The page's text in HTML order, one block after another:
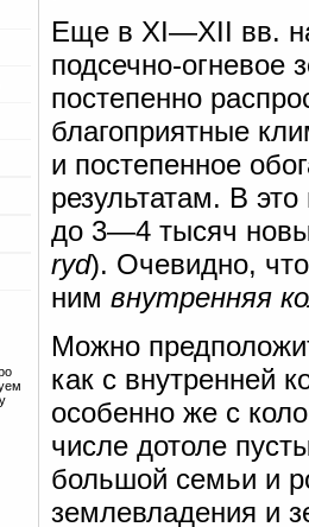
Еще в XI—XII вв.
подсечно-
постепенно
благоприятные
и постепенное
результатам. В
до 3—4 тысяч
ryd). Очевидно,
ним внутренняя
Можно
как с внутренней
особенно же с
числе дотоле
большой семьи и
землевладения и